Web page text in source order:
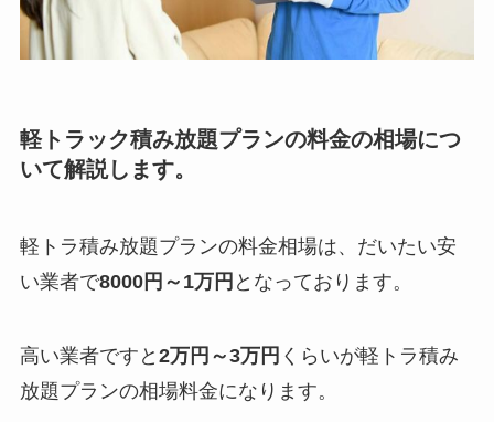
軽トラック積み放題プランの料金の相場につ
いて解説します。
軽トラ積み放題プランの料金相場は、だいたい安
い業者で8000円～1万円 となっております。
高い業者ですと 2万円～3万円 くらいが軽トラ積み
放題プランの相場料金になります。